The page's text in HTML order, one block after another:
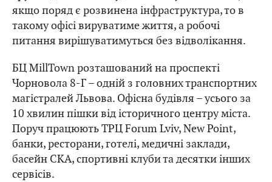
якщо поряд є розвинена інфраструктура, то в
такому офісі вируватиме життя, а робочі
питання вирішуватимуться без відволікання.
БЦ MillTown розташований на проспекті
Чорновола 8-Г – одній з головних транспортних
магістралей Львова. Офісна будівля – усього за
10 хвилин пішки від історичного центру міста.
Поруч працюють ТРЦ Forum Lviv, New Point,
банки, ресторани, готелі, медичні заклади,
басейн СКА, спортивні клуби та десятки інших
сервісів.